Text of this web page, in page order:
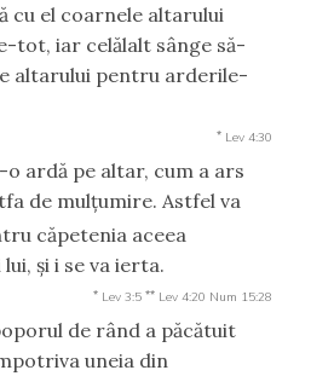
cu el coarnele altarului
tot, iar celălalt sânge să-
altarului pentru arderile-
* Lev 4:30
o ardă pe altar, cum a ars
de mulţumire. Astfel va
căpetenia aceea
şi i se va ierta.
* Lev 3:5 ** Lev 4:20 Num 15:28
de rând a păcătuit
uneia din